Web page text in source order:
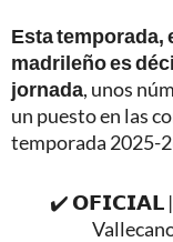
Esta temporada,
madrileño es
jornada, unos
un puesto en las
temporada 2025-
✔️ 𝗢𝗙𝗜𝗖𝗜𝗔𝗟 |